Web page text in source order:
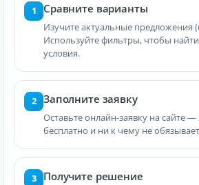
1 Сравните варианты
Изучите актуальные предложения
Используйте фильтры, чтобы
условия.
2 Заполните заявку
Оставьте онлайн-заявку на сайте —
бесплатно и ни к чему не
3 Получите решение